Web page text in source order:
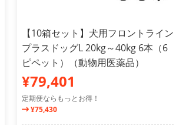
【10箱セット】犬用フロントライン
プラスドッグL 20kg～40kg 6本（6
ピペット）（動物用医薬品）
¥79,401
定期便ならもっとお得！
¥75,430